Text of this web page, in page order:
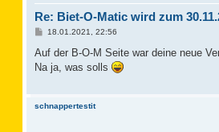
Re: Biet-O-Matic wird zum
B
r
18.01.2021, 22:56
Auf der B-O-M Seite war deine neue
Na ja, was solls
schnappertestit